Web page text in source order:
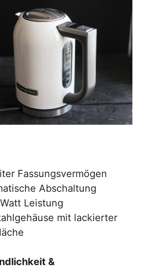
Fassungsvermögen
Abschaltung
Leistung
mit lackierter
&